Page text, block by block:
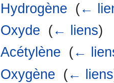
Hydrogène (←
Oxyde (← liens)
Acétylène (←
Oxygène (← liens